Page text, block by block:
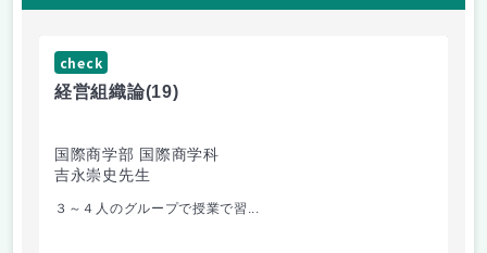
check
経営組織論(19)
国際商学部 国際商学科
吉永崇史先生
３～４人のグループで授業で習...